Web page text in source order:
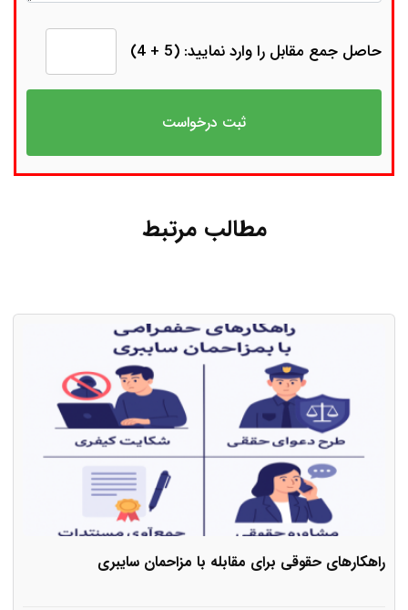
حاصل جمع مقابل را وارد نمایید: (5 + 4)
مطالب مرتبط
راهکارهای حقوقی برای مقابله با مزاحمان سایبری